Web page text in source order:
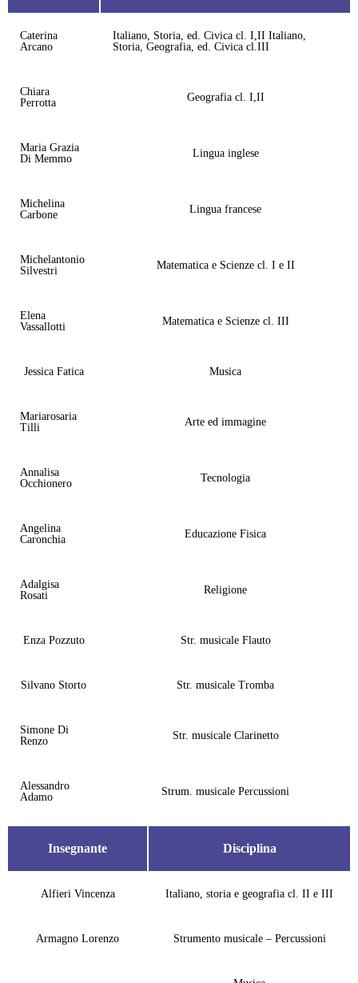
Caterina
Arcano
Italiano, Storia, ed. Civica cl. I,II Italiano,
Storia, Geografia, ed. Civica cl.III
Chiara
Perrotta
Geografia cl. I,II
Maria Grazia
Di Memmo
Lingua inglese
Michelina
Carbone
Lingua francese
Michelantonio
Silvestri
Matematica e Scienze cl. I e II
Elena
Vassallotti
Matematica e Scienze cl. III
Jessica Fatica Musica
Mariarosaria
Tilli
Arte ed immagine
Annalisa
Occhionero
Tecnologia
Angelina
Caronchia
Educazione Fisica
Adalgisa
Rosati
Religione
Enza Pozzuto Str. musicale Flauto
Silvano Storto Str. musicale Tromba
Simone Di
Renzo
Str. musicale Clarinetto
Alessandro
Adamo
Strum. musicale Percussioni
Insegnante Disciplina
Alfieri Vincenza Italiano, storia e geografia cl. II e III
Armagno Lorenzo Strumento musicale – Percussioni